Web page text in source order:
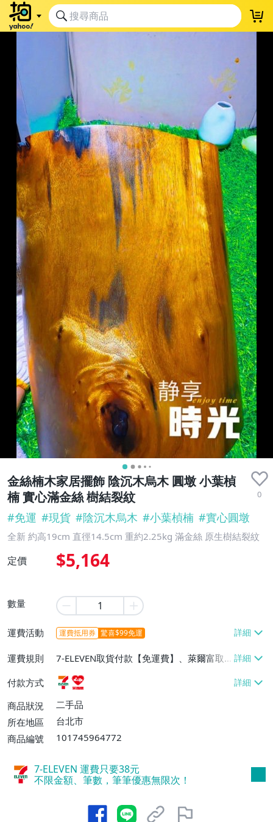
金絲楠木家居擺飾 陰沉木烏木 圓墩 小葉楨
楠 實心滿金絲 樹結裂紋
0
#免運 #現貨 #陰沉木烏木 #小葉楨楠 #實心圓墩
全新 約高19cm 直徑14.5cm 重約2.25kg 滿金絲 原生樹結裂紋
定價 $5,164
數量
運費活動 運費抵用券 驚喜$99免運
運費規則
7-ELEVEN取貨付款【免運費】、萊爾富取
貨付款【免運費】
付款方式
商品狀況
二手品
所在地區
台北市
商品編號
101745964772
7-ELEVEN 運費只要38元
不限金額、筆數，筆筆優惠無限次！